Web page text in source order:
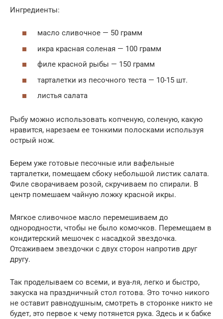
Ингредиенты:
масло сливочное — 50 грамм
икра красная соленая — 100 грамм
филе красной рыбы — 150 грамм
тарталетки из песочного теста — 10-15 шт.
листья салата
Рыбу можно использовать копченую, соленую, какую
нравится, нарезаем ее тонкими полосками используя
острый нож.
Берем уже готовые песочные или вафельные
тарталетки, помещаем сбоку небольшой листик салата.
Филе сворачиваем розой, скручиваем по спирали. В
центр помешаем чайную ложку красной икры.
Мягкое сливочное масло перемешиваем до
однородности, чтобы не было комочков. Перемещаем в
кондитерский мешочек с насадкой звездочка.
Отсаживаем звездочки с двух сторон напротив друг
другу.
Так проделываем со всеми, и вуа-ля, легко и быстро,
закуска на праздничный стол готова. Это точно никого
не оставит равнодушным, смотреть в сторонке никто не
будет, это первое к чему потянется рука. Здесь и к бабке